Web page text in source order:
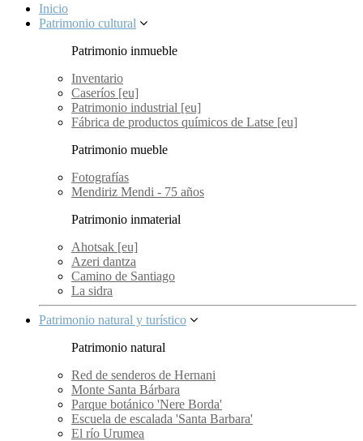
Inicio
Patrimonio cultural
Patrimonio inmueble
Inventario
Caseríos [eu]
Patrimonio industrial [eu]
Fábrica de productos químicos de Latse [eu]
Patrimonio mueble
Fotografías
Mendiriz Mendi - 75 años
Patrimonio inmaterial
Ahotsak [eu]
Azeri dantza
Camino de Santiago
La sidra
Patrimonio natural y turístico
Patrimonio natural
Red de senderos de Hernani
Monte Santa Bárbara
Parque botánico 'Nere Borda'
Escuela de escalada 'Santa Barbara'
El río Urumea